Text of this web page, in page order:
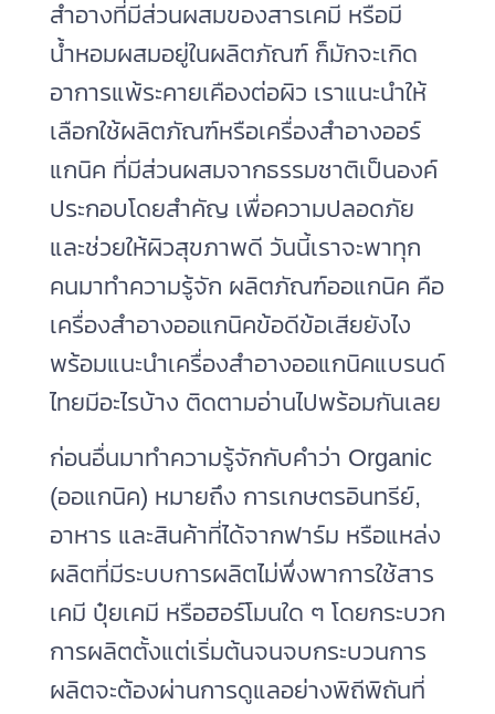
สำอางที่มีส่วนผสมของสารเคมี หรือมี
น้ำหอมผสมอยู่ในผลิตภัณฑ์ ก็มักจะเกิด
อาการแพ้ระคายเคืองต่อผิว เราแนะนำให้
เลือกใช้ผลิตภัณฑ์หรือเครื่องสำอางออร์
แกนิค ที่มีส่วนผสมจากธรรมชาติเป็นองค์
ประกอบโดยสำคัญ เพื่อความปลอดภัย
และช่วยให้ผิวสุขภาพดี วันนี้เราจะพาทุก
คนมาทำความรู้จัก ผลิตภัณฑ์ออแกนิค คือ
เครื่องสำอางออแกนิคข้อดีข้อเสียยังไง
พร้อมแนะนำเครื่องสําอางออแกนิคแบรนด์
ไทยมีอะไรบ้าง ติดตามอ่านไปพร้อมกันเลย
ก่อนอื่นมาทำความรู้จักกับคำว่า Organic
(ออแกนิค) หมายถึง การเกษตรอินทรีย์,
อาหาร และสินค้าที่ได้จากฟาร์ม หรือแหล่ง
ผลิตที่มีระบบการผลิตไม่พึ่งพาการใช้สาร
เคมี ปุ๋ยเคมี หรือฮอร์โมนใด ๆ โดยกระบวก
การผลิตตั้งแต่เริ่มต้นจนจบกระบวนการ
ผลิตจะต้องผ่านการดูแลอย่างพิถีพิถันที่